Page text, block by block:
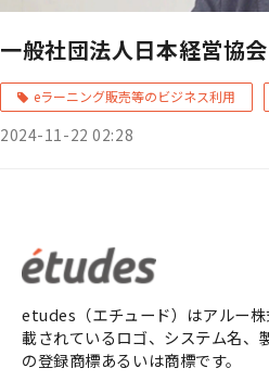
一般社団法人日本経営協会
eラーニング販売等のビジネス利用
2024-11-22 02:28
etudes（エチュード）はアルー
載されているロゴ、システム名、
の登録商標あるいは商標です。